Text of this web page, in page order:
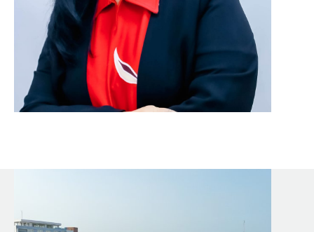
Dr. Christina Esti Susanti,
S.E., M.M., CPM(AP)., CMA.
Wakil Rektor III